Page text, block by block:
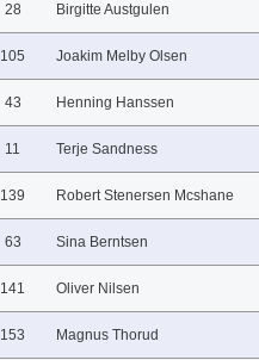
28 Birgitte Austgulen
105 Joakim Melby Olsen
43 Henning Hanssen
11 Terje Sandness
139 Robert Stenersen Mcshane
63 Sina Berntsen
141 Oliver Nilsen
153 Magnus Thorud